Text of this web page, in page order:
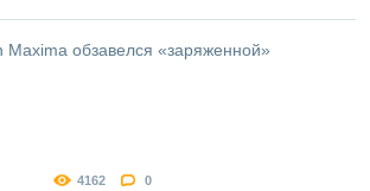
4162 0